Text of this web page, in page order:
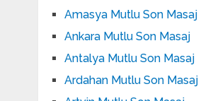
Amasya Mutlu Son Masaj
Ankara Mutlu Son Masaj
Antalya Mutlu Son Masaj
Ardahan Mutlu Son Masaj